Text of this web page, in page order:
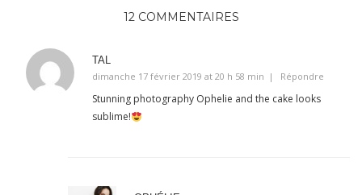
12 COMMENTAIRES
TAL
dimanche 17 février 2019 at 20 h 58 min
Répondre
Stunning photography Ophelie and the cake looks
sublime!